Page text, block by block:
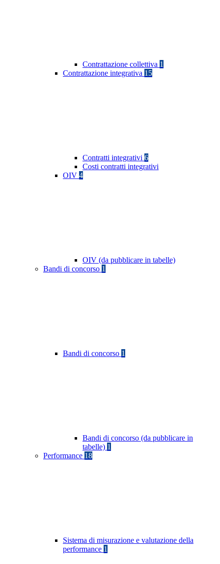
Contrattazione collettiva 1
Contrattazione integrativa 15
Contratti integrativi 6
Costi contratti integrativi
OIV 4
OIV (da pubblicare in tabelle)
Bandi di concorso 1
Bandi di concorso 1
Bandi di concorso (da pubblicare in
tabelle) 1
Performance 18
Sistema di misurazione e valutazione della
performance 1